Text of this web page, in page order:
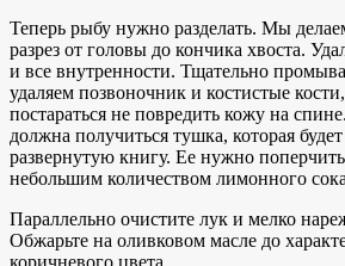
Теперь рыбу нужно разделать. Мы
разрез от головы до кончика хвоста.
и все внутренности. Тщательно
удаляем позвоночник и костистые
постараться не повредить кожу на
должна получиться тушка, которая
развернутую книгу. Ее нужно
небольшим количеством лимонного
Параллельно очистите лук и мелко
Обжарьте на оливковом масле до